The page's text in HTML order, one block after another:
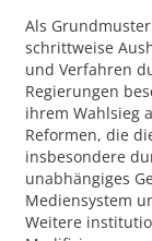
Als
schrittweise
und Verfahren
Regierungen
ihrem Wahlsieg
Reformen, die
insbesondere
unabhängiges
Mediensystem
Weitere